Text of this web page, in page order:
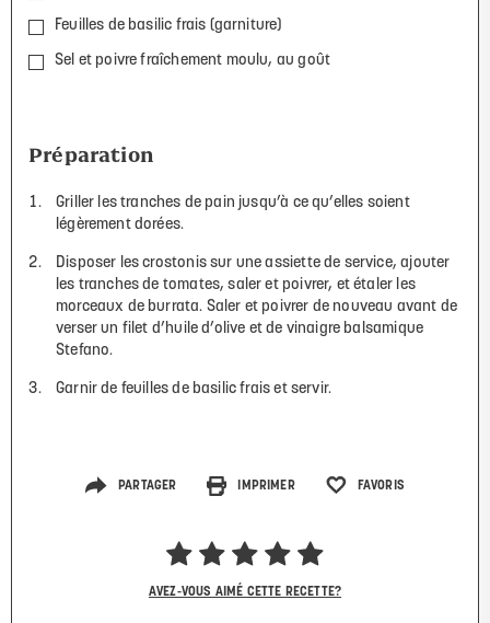
Feuilles de basilic frais (garniture)
Sel et poivre fraîchement moulu, au goût
Préparation
Griller les tranches de pain jusqu’à ce qu’elles soient
légèrement dorées.
Disposer les crostonis sur une assiette de service, ajouter
les tranches de tomates, saler et poivrer, et étaler les
morceaux de burrata. Saler et poivrer de nouveau avant de
verser un filet d’huile d’olive et de vinaigre balsamique
Stefano.
Garnir de feuilles de basilic frais et servir.
PARTAGER IMPRIMER FAVORIS
AVEZ-VOUS AIMÉ CETTE RECETTE?